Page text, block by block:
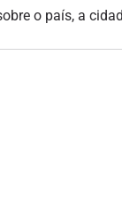
o país, a